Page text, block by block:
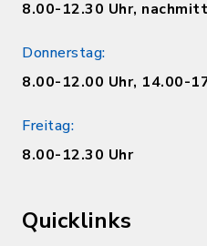
8.00-12.30 Uhr,
Donnerstag:
8.00-12.00 Uhr, 14.00-
Freitag:
8.00-12.30 Uhr
Quicklinks